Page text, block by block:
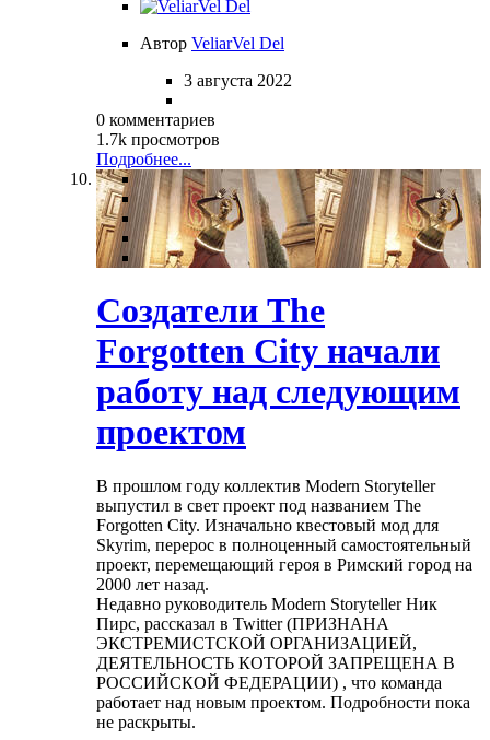
Автор VeliarVel Del
3 августа 2022
0 комментариев
1.7k просмотров
Подробнее...
Создатели The
Forgotten City начали
работу над следующим
проектом
В прошлом году коллектив Modern Storyteller
выпустил в свет проект под названием The
Forgotten City. Изначально квестовый мод для
Skyrim, перерос в полноценный самостоятельный
проект, перемещающий героя в Римский город на
2000 лет назад.
Недавно руководитель Modern Storyteller Ник
Пирс, рассказал в Twitter (ПРИЗНАНА
ЭКСТРЕМИСТСКОЙ ОРГАНИЗАЦИЕЙ,
ДЕЯТЕЛЬНОСТЬ КОТОРОЙ ЗАПРЕЩЕНА В
РОССИЙСКОЙ ФЕДЕРАЦИИ) , что команда
работает над новым проектом. Подробности пока
не раскрыты.